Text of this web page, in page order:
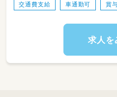
験が浅い方でもベテ
交通費支給 車通勤可 賞
求人を